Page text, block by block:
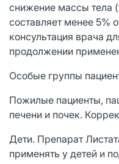
снижение массы тела
составляет менее 5%
консультация врача
продолжении
Особые группы
Пожилые пациенты,
печени и почек.
Дети. Препарат
применять у детей и